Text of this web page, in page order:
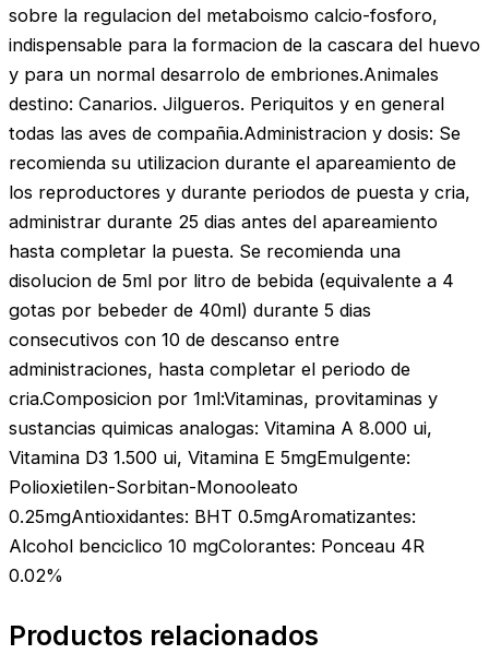
sobre la regulacion del metaboismo calcio-fosforo,
indispensable para la formacion de la cascara del huevo
y para un normal desarrolo de embriones.Animales
destino: Canarios. Jilgueros. Periquitos y en general
todas las aves de compañia.Administracion y dosis: Se
recomienda su utilizacion durante el apareamiento de
los reproductores y durante periodos de puesta y cria,
administrar durante 25 dias antes del apareamiento
hasta completar la puesta. Se recomienda una
disolucion de 5ml por litro de bebida (equivalente a 4
gotas por bebeder de 40ml) durante 5 dias
consecutivos con 10 de descanso entre
administraciones, hasta completar el periodo de
cria.Composicion por 1ml:Vitaminas, provitaminas y
sustancias quimicas analogas: Vitamina A 8.000 ui,
Vitamina D3 1.500 ui, Vitamina E 5mgEmulgente:
Polioxietilen-Sorbitan-Monooleato
0.25mgAntioxidantes: BHT 0.5mgAromatizantes:
Alcohol benciclico 10 mgColorantes: Ponceau 4R
0.02%
Productos relacionados